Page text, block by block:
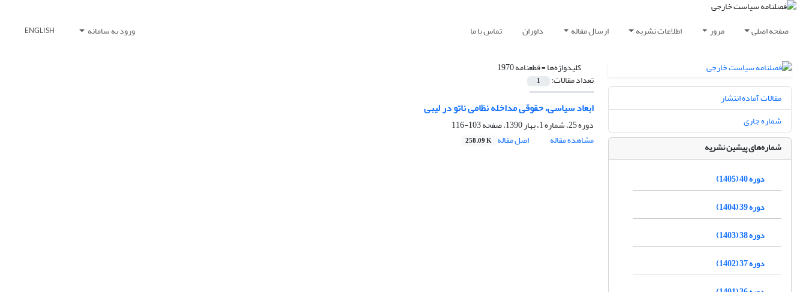
صفحه اصلی مرور اطلاعات نشریه ارسال مقاله داوران تماس با ما ورود به سامانه ENGLISH
کلیدواژه‌ها =قطعنامه 1970
تعداد مقالات: 1
ابعاد سیاسی، حقوقی مداخله نظامی ناتو در لیبی
دوره 25، شماره 1، بهار 1390، صفحه
103-116
مشاهده مقاله
اصل مقاله 258.09 K
مقالات آماده انتشار
شماره جاری
شماره‌های پیشین نشریه
دوره 40 (1405)
دوره 39 (1404)
دوره 38 (1403)
دوره 37 (1402)